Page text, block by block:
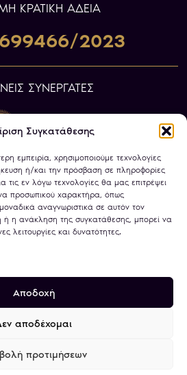
Συγκατάθεσης
εμπειρία, χρησιμοποιούμε τεχνολογίες
ή/και την πρόσβαση σε πληροφορίες
τις εν λόγω τεχνολογίες θα μας επιτρέψει
προσωπικού χαρακτήρα, όπως
αναγνωριστικά σε αυτόν τον
ή η ανάκληση της συγκατάθεσης, μπορεί να
λειτουργίες και δυνατότητες.
Αποδοχή
αποδέχομαι
προτιμήσεων
ΚΡΑΤΙΚΗ ΑΔΕΙΑ
2023
ΣΥΝΕΡΓΑΤΕΣ
Όροι Χρήσης
Τραπεζικοί Λογαριασμοί